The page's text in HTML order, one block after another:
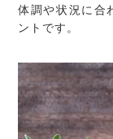
体調や状況に合
ントです。